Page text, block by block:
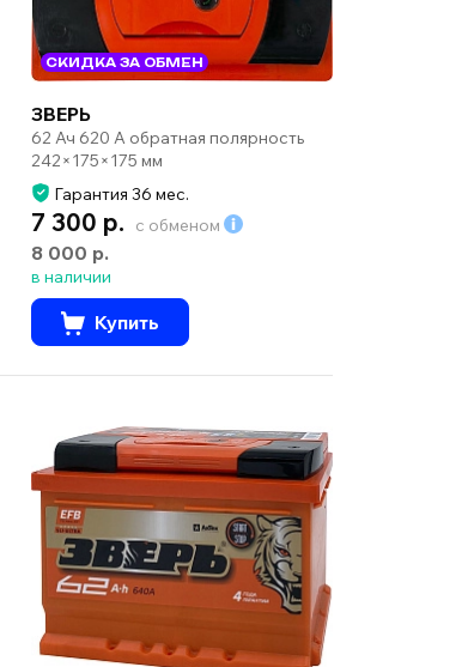
СКИДКА ЗА ОБМЕН
ЗВЕРЬ
62 Ач 620 А обратная полярность
242×175×175 мм
Гарантия 36 мес.
7 300 р. с обменом
8 000 р.
в наличии
Купить